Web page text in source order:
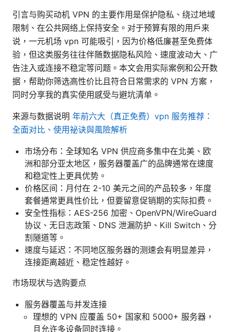
引言与购买动机 VPN 的主要作用是保护隐私、绕过地域
限制、在公共网络上保持安全。对于预算有限的用户来
说，一元机场 vpn 可能吸引，因为价格低廉甚至免费体
验，但这类服务往往伴随数据隐私风险、速度波动大、广
告注入或连接不稳定等问题。本文会用实际案例和公开数
据，帮助你筛选高性价比且符合日常需求的 VPN 方案，
同时分享我的真实使用感受与避坑清单。
来源与数据说明 年前六大（真正免费）vpn 服务推荐：
全面对比、使用祕诀與風險解析
市场分布：全球知名 VPN 供应商多集中在北美、欧
洲和部分亚太地区，服务器覆盖广的品牌通常在速度
和稳定性上更具优势。
价格区间：月付在 2-10 美元之间的产品较多，年度
套餐通常更具性价比，但要留意促销期的实际扣费。
安全性指标：AES-256 加密、OpenVPN/WireGuard
协议、无日志政策、DNS 泄漏防护、Kill Switch、分
割隧道等。
速度与延迟：不同地区服务器的测速会有明显差异，
连接距离越近、稳定性越好。
市场现状与选购要点
服务器覆盖与并发连接
理想的 VPN 应覆盖 50+ 国家和 5000+ 服务器，
且允许多设备同时连接。